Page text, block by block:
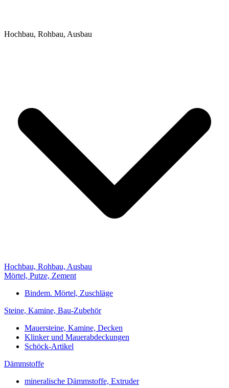
Hochbau, Rohbau, Ausbau
Hochbau, Rohbau, Ausbau
Mörtel, Putze, Zement
Bindem. Mörtel, Zuschläge
Steine, Kamine, Bau-Zubehör
Mauersteine, Kamine, Decken
Klinker und Mauerabdeckungen
Schöck-Artikel
Dämmstoffe
mineralische Dämmstoffe, Extruder